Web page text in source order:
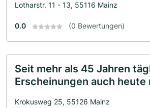
Lotharstr. 11 - 13, 55116 Mainz
0.0 (0 Bewertungen)
Seit mehr als 45 Jahren
Erscheinungen auch heute
Krokusweg 25, 55126 Mainz